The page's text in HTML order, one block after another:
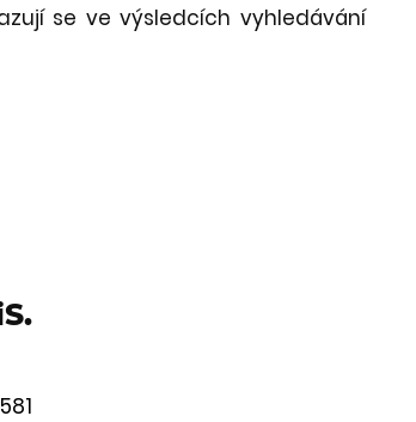
se ve výsledcích vyhledávání